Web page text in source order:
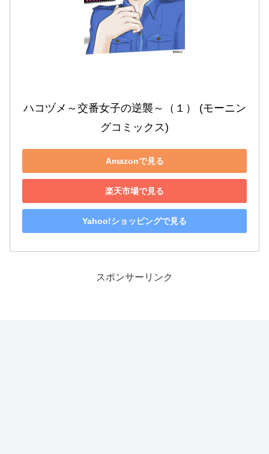
ハコヅメ～交番女子の逆襲～（１） (モーニン
グコミックス)
Amazonで見る
楽天市場で見る
Yahoo!ショッピングで見る
スポンサーリンク